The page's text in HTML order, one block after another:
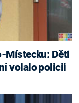
volalo policii